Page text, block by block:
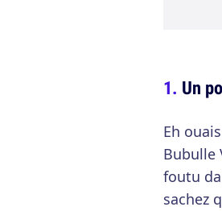
Un
Eh
Bubulle
foutu
sachez